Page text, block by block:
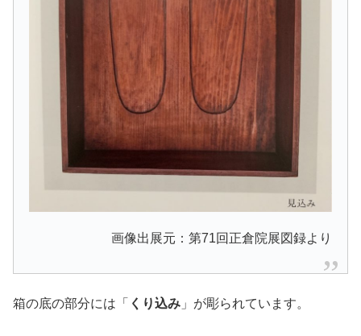
画像出展元：第71回正倉院展図録より
箱の底の部分には「 くり込み 」が彫られています。